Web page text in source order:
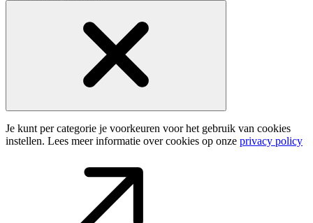
Je kunt per categorie je voorkeuren voor het gebruik van cookies
instellen. Lees meer informatie over cookies op onze privacy policy